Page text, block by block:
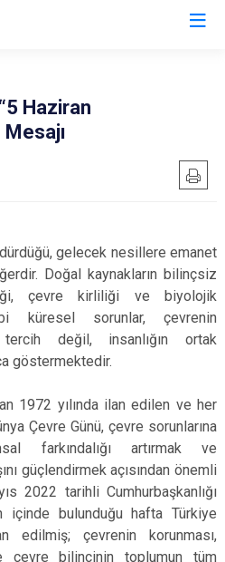
Haziran
gelecek nesillere emanet
Doğal kaynakların bilinçsiz
çevre kirliliği ve biyolojik
küresel sorunlar, çevrenin
değil, insanlığın ortak
göstermektedir.
1972 yılında ilan edilen ve her
Çevre Günü, çevre sorunlarına
farkındalığı artırmak ve
güçlendirmek açısından önemli
2022 tarihli Cumhurbaşkanlığı
içinde bulunduğu hafta Türkiye
edilmiş; çevrenin korunması,
çevre bilincinin toplumun tüm